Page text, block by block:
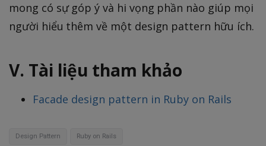
mong có sự góp ý và hi vọng phần nào giúp mọi
người hiểu thêm về một design pattern hữu ích.
V. Tài liệu tham khảo
Facade design pattern in Ruby on Rails
Design Pattern Ruby on Rails